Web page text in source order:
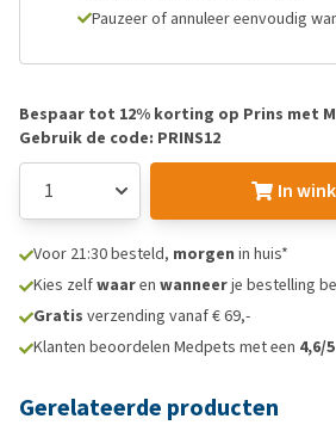
Pauzeer of annuleer eenvoudig
Bespaar tot 12% korting op Prins met
Gebruik de code: PRINS12
In
Voor 21:30 besteld, morgen in huis*
Kies zelfwaaren wanneerje bestelling
Gratis verzending vanaf € 69,-
Klanten beoordelen Medpets met een 4,6/5
Gerelateerde producten